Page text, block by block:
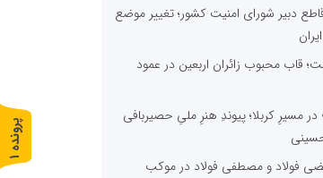
دبیر شورای امنیت کشور؛ تغییر موضع
قاب محبوب زائران اربعین در عمود
مسیرِ کربلا؛ پیوندِ هنرِ ملیِ حصیربافی
فولاد و مصطفی فولاد در موکب
پ
ر
و
ن
د
ه
1